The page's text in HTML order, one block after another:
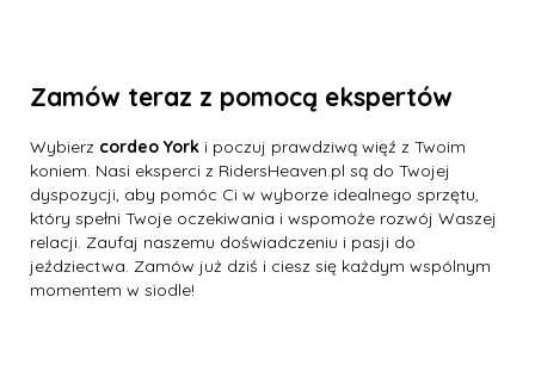
Zamów teraz z pomocą ekspertów
Wybierz cordeo York i poczuj prawdziwą więź z Twoim
koniem. Nasi eksperci z RidersHeaven.pl są do Twojej
dyspozycji, aby pomóc Ci w wyborze idealnego sprzętu,
który spełni Twoje oczekiwania i wspomoże rozwój Waszej
relacji. Zaufaj naszemu doświadczeniu i pasji do
jeździectwa. Zamów już dziś i ciesz się każdym wspólnym
momentem w siodle!